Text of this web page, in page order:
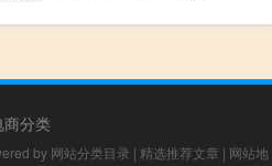
商分类
by 网站分类目录 | 精选推荐文章 | 网站地